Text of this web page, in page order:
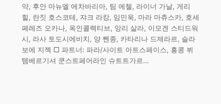
약, 후안 마뉴엘 에차바리아, 팀 에첼, 라이너 가날, 게리
힐, 란짓 호스코테, 쟈크 라캉, 임민욱, 마라 마츄스카, 호세
페레즈 오카나, 옥인콜렉티브, 앙리 살라, 이모겐 스티드워
시, 라사 토도시에비치, 양 쩬종, 카타리나 드제라르, 슬라
보에 지젝 □ 파트너: 파라/사이트 아트스페이스, 홍콩 뷔
템베르기셔 쿤스트페어라인 슈트트가르…